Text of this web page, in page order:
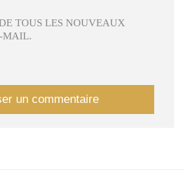
TOUS LES NOUVEAUX
MAIL.